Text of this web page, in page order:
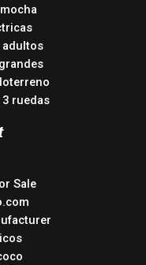
adultos
ruedas
Sale